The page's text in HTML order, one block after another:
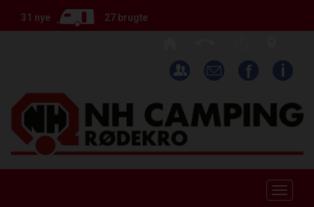
31 nye 27 brugte
Toggle